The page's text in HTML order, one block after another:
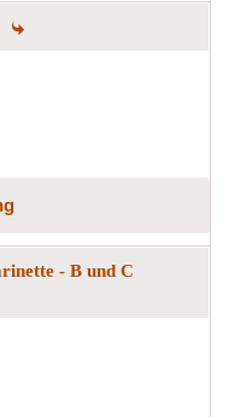
- B und C